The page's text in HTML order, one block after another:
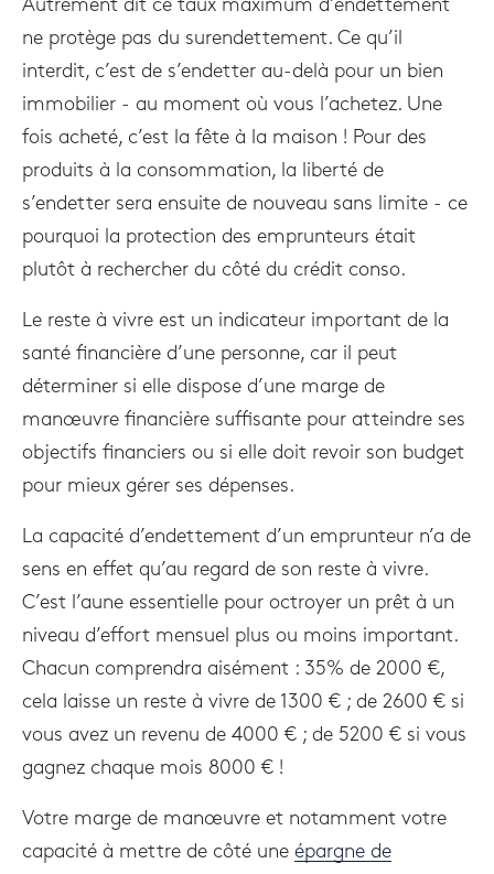
Autrement dit ce taux maximum d’endettement
ne protège pas du surendettement. Ce qu’il
interdit, c’est de s’endetter au-delà pour un bien
immobilier - au moment où vous l’achetez. Une
fois acheté, c’est la fête à la maison ! Pour des
produits à la consommation, la liberté de
s’endetter sera ensuite de nouveau sans limite - ce
pourquoi la protection des emprunteurs était
plutôt à rechercher du côté du crédit conso.
Le reste à vivre est un indicateur important de la
santé financière d’une personne, car il peut
déterminer si elle dispose d’une marge de
manœuvre financière suffisante pour atteindre ses
objectifs financiers ou si elle doit revoir son budget
pour mieux gérer ses dépenses.
La capacité d’endettement d’un emprunteur n’a de
sens en effet qu’au regard de son reste à vivre.
C’est l’aune essentielle pour octroyer un prêt à un
niveau d’effort mensuel plus ou moins important.
Chacun comprendra aisément : 35% de 2000 €,
cela laisse un reste à vivre de 1300 € ; de 2600 € si
vous avez un revenu de 4000 € ; de 5200 € si vous
gagnez chaque mois 8000 € !
Votre marge de manœuvre et notamment votre
capacité à mettre de côté une épargne de